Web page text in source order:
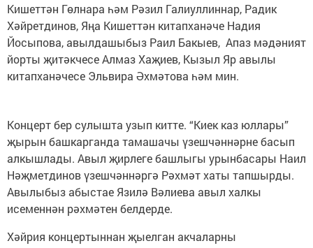
Кишеттән Гөлнара һәм Рәзил Галиуллиннар, Радик
Хәйретдинов, Яңа Кишеттән китапханәче Надия
Йосыпова, авылдашыбыз Раил Бакыев, Апаз мәдәният
йорты җитәкчесе Алмаз Хаҗиев, Кызыл Яр авылы
китапханәчесе Эльвира Әхмәтова һәм мин.
Концерт бер сулышта узып китте. “Киек каз юллары”
җырын башкарганда тамашачы үзешчәннәрне басып
алкышлады. Авыл җирлеге башлыгы урынбасары Наил
Нәҗметдинов үзешчәннәргә Рәхмәт хаты тапшырды.
Авылыбыз абыстае Язилә Вәлиева авыл халкы
исеменнән рәхмәтен белдерде.
Хәйрия концертыннан җыелган акчаларны